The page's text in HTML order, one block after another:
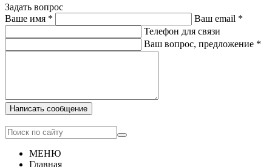
Задать вопрос
Ваше имя * Ваш email *
Телефон для связи
Ваш вопрос, предложение *
Написать сообщение
МЕНЮ
Главная